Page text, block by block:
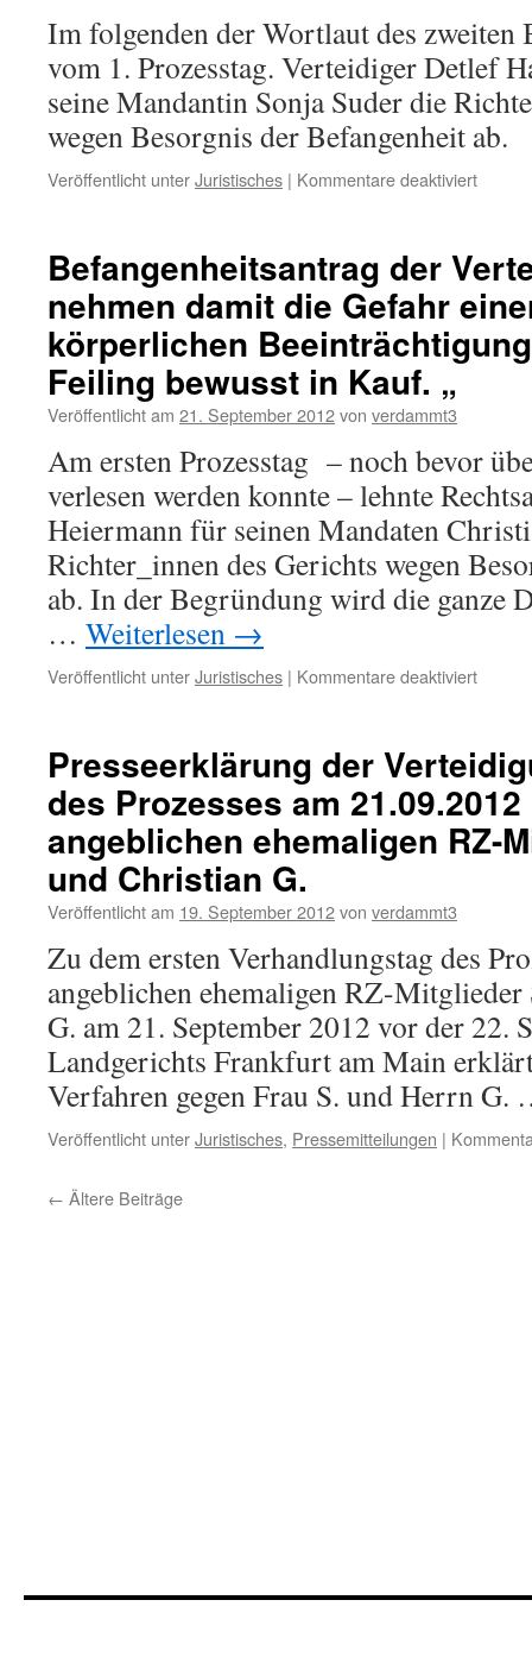
Im folgenden der Wortlaut des zweiten
vom 1. Prozesstag. Verteidiger Detlef
seine Mandantin Sonja Suder die
wegen Besorgnis der Befangenheit ab.
Veröffentlicht unterJuristisches | Kommentare deaktiviertfür
„Wie
kann
jemand
Idee
eine
gegen
die
auf
des
zu
Befangenheitsantrag der
nehmen damit die Gefahr
körperlichen
Feiling bewusst in Kauf. „
Veröffentlicht am 21. September 2012von verdammt3
Am ersten Prozesstag – noch bevor
verlesen werden konnte – lehnte
Heiermann für seinen Mandaten
Richter_innen des Gerichts wegen
ab. In der Begründung wird die ganze
… Weiterlesen →
Veröffentlicht unterJuristisches | Kommentare deaktiviertfür
„Sie
damit
die
von
Herrn
Feiling
in
Kauf.
Presseerklärung der
des Prozesses am
angeblichen ehemaligen RZ-
und Christian G.
Veröffentlicht am 19. September 2012von verdammt3
Zu dem ersten Verhandlungstag des
angeblichen ehemaligen RZ-
G. am 21. September 2012 vor der 22.
Landgerichts Frankfurt am Main
Verfahren gegen Frau S. und Herrn
Veröffentlicht unterJuristisches, Pressemitteilungen |
← Ältere Beiträge